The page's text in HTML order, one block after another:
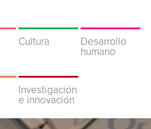
Cultura
Desarrollo
humano
Investigación
e innovación